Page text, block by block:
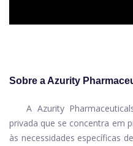
Sobre a Azurity
A Azurity
privada que se concentra em
às necessidades específicas